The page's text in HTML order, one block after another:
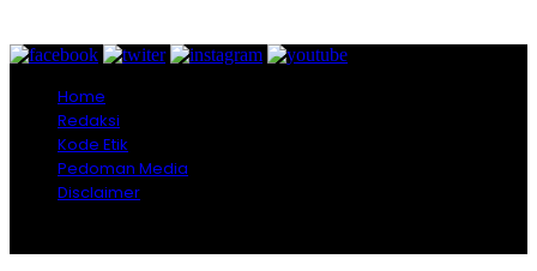
Home
Redaksi
Kode Etik
Pedoman Media
Disclaimer